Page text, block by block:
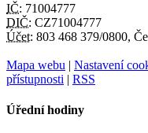
IČ: 71004777
DIČ: CZ71004777
Účet: 803 468 379/0800,
Mapa webu | Nastavení
přístupnosti | RSS
Úřední hodiny